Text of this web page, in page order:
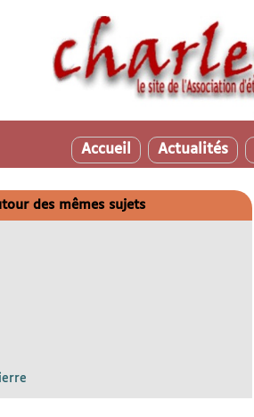
Accueil Actualités
des mêmes sujets